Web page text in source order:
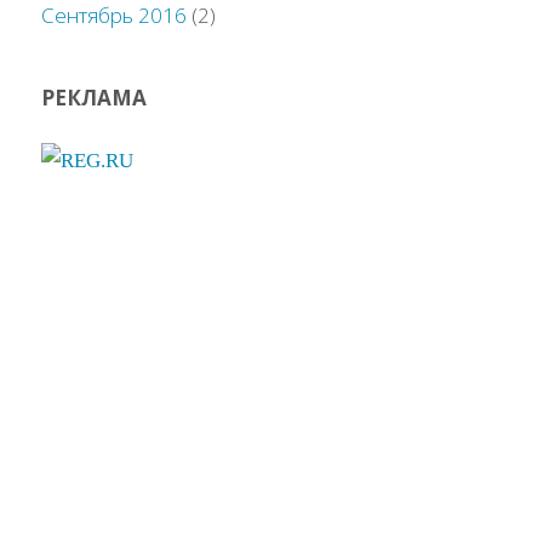
Сентябрь 2016 (2)
РЕКЛАМА